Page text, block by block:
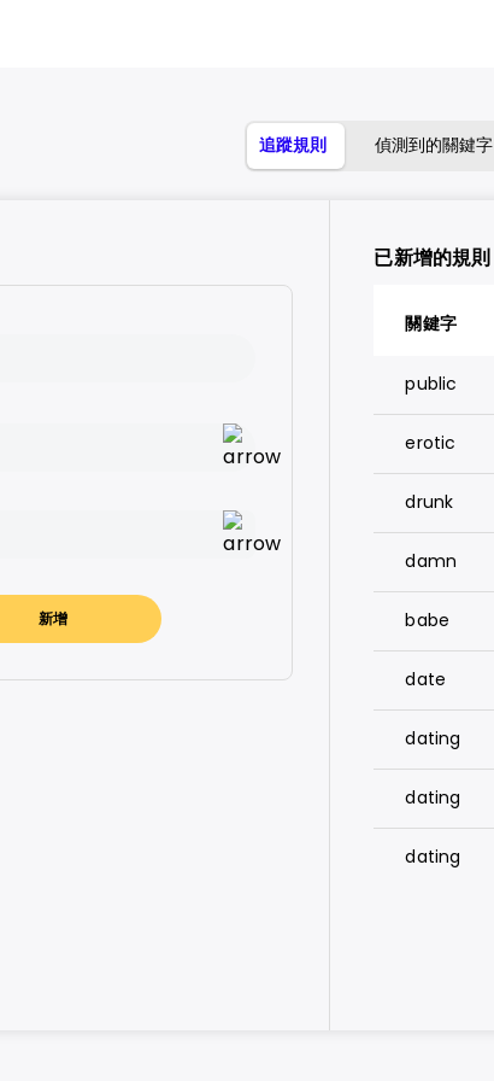
追蹤規則 偵測到的關鍵字
新增
已新增的規則
關鍵字
public
erotic
drunk
damn
babe
date
dating
dating
dating